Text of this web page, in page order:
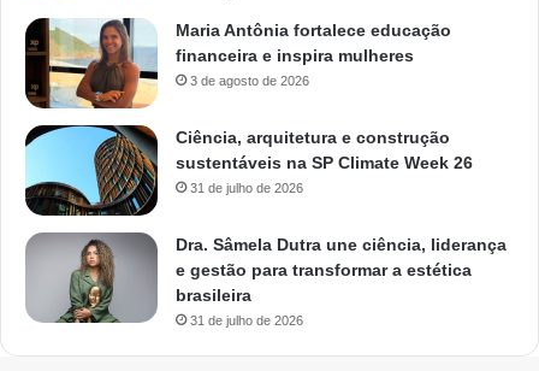
Maria Antônia fortalece educação
financeira e inspira mulheres
3 de agosto de 2026
Ciência, arquitetura e construção
sustentáveis na SP Climate Week 26
31 de julho de 2026
Dra. Sâmela Dutra une ciência, liderança
e gestão para transformar a estética
brasileira
31 de julho de 2026